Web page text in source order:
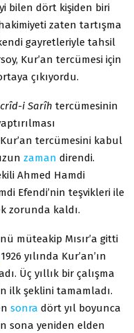
bilen dört kişiden biri
zaten tartışma
gayretleriyle tahsil
Kur’an tercümesi için
çıkıyordu.
i Sarîh tercümesinin
tercümesini kabul
zaman direndi.
Ahmed Hamdi
Efendi’nin teşvikleri ile
zorunda kaldı.
müteakip Mısır’a gitti
1926 yılında Kur’an’ın
Üç yıllık bir çalışma
ilk şeklini tamamladı.
sonra dört yıl boyunca
sona yeniden elden